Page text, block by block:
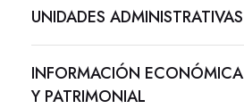
UNIDADES ADMINISTRATIVAS
INFORMACIÓN ECONÓMICA
Y PATRIMONIAL